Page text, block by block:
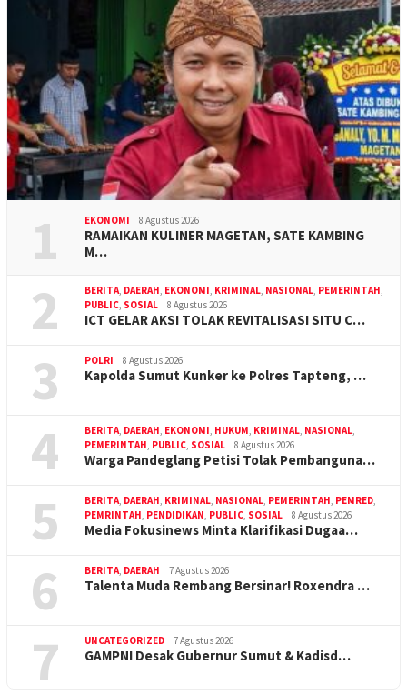
1 EKONOMI 8 Agustus 2026
RAMAIKAN KULINER MAGETAN, SATE KAMBING
M…
2 BERITA DAERAH EKONOMI KRIMINAL NASIONAL PEMERINTAH
PUBLIC SOSIAL 8 Agustus 2026
ICT GELAR AKSI TOLAK REVITALISASI SITU C…
3 POLRI 8 Agustus 2026
Kapolda Sumut Kunker ke Polres Tapteng, …
4 BERITA DAERAH EKONOMI HUKUM KRIMINAL NASIONAL
PEMERINTAH PUBLIC SOSIAL 8 Agustus 2026
Warga Pandeglang Petisi Tolak Pembanguna…
5 BERITA DAERAH KRIMINAL NASIONAL PEMERINTAH PEMRED
PEMRINTAH PENDIDIKAN PUBLIC SOSIAL 8 Agustus 2026
Media Fokusinews Minta Klarifikasi Dugaa…
6 BERITA DAERAH 7 Agustus 2026
Talenta Muda Rembang Bersinar! Roxendra …
7 UNCATEGORIZED 7 Agustus 2026
GAMPNI Desak Gubernur Sumut & Kadisd…